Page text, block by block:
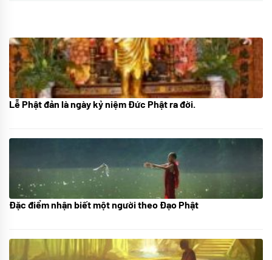
05/06/2024
Lễ Phật đản là ngày kỷ niệm Đức Phật ra đời.
01/06/2024
Đặc điểm nhận biết một người theo Đạo Phật